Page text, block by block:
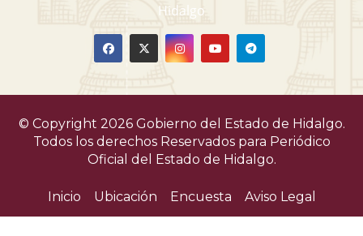
Hidalgo
© Copyright 2026 Gobierno del Estado de Hidalgo.
Todos los derechos Reservados para Periódico
Oficial del Estado de Hidalgo.
Inicio Ubicación Encuesta Aviso Legal